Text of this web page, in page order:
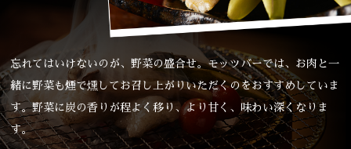
忘れてはいけないのが、野菜の盛合せ。モッツバーでは、お肉と一
緒に野菜も煙で燻してお召し上がりいただくのをおすすめしていま
す。野菜に炭の香りが程よく移り、より甘く、味わい深くなりま
す。